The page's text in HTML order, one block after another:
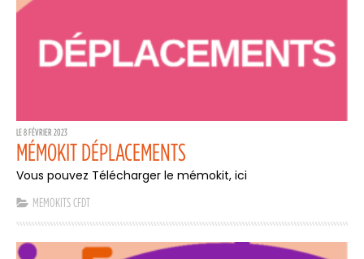
LE 8 FÉVRIER 2023
MÉMOKIT DÉPLACEMENTS
Vous pouvez Télécharger le mémokit, ici
MEMOKITS CFDT